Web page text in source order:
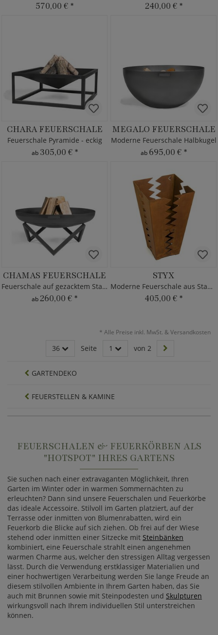
570,00 € * 240,00 € *
CHARA FEUERSCHALE
Feuerschale Pyramide - eckig
ab 305,00 € *
MEGALO FEUERSCHALE
Moderne Feuerschale Halbkugel
ab 695,00 € *
CHAMAS FEUERSCHALE
Feuerschale auf gezacktem Standfuß
ab260,00 € *
STYX
Moderne Feuerschale aus Stahl in Rost Optik
405,00 € *
* Alle Preise inkl. MwSt. & Versandkosten
36 Seite 1 von 2
GARTENDEKO
FEUERSTELLEN & KAMINE
FEUERSCHALEN & FEUERKÖRBEN ALS
"HOTSPOT" IHRES GARTENS
Sie suchen nach einer extravaganten Möglichkeit, Ihren
Garten im Winter oder in warmen Sommernächten zu
erleuchten? Dann sind unsere Feuerschalen und Feuerkörbe
das ideale Accessoire. Stilvoll im Garten platziert, auf der
Terrasse oder inmitten von Blumenrabatten, wird ein
Feuerkorb die Blicke auf sich ziehen. Ob frei auf der Wiese
stehend oder inmitten einer Sitzecke mit Steinbänken
kombiniert, eine Feuerschale strahlt einen angenehmen
warmen Charme aus, welcher den stressigen Alltag vergessen
lässt. Durch die Verwendung erstklassiger Materialien und
einer hochwertigen Verarbeitung werden Sie lange Freude an
diesem stilvollen Ambiente in Ihrem Garten haben, das Sie
auch mit Brunnen sowie mit Steinpodesten und Skulpturen
wirkungsvoll nach Ihrem individuellen Stil unterstreichen
können.